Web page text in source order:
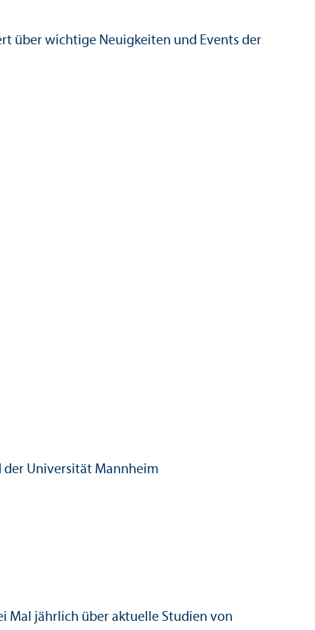
über wichtige Neuigkeiten und Events der
der Universität Mannheim
Mal jährlich über aktuelle Studien von